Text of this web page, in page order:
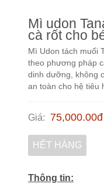
Mì udon
cà rốt cho
Mì Udon tách muối
theo phương pháp
dinh dưỡng, không
an toàn cho hệ tiêu
Giá: 75,000.00đ
HẾT HÀNG
Thông tin: